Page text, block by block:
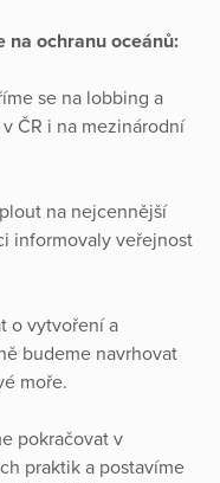
na ochranu oceánů:
se na lobbing a
ČR i na mezinárodní
na nejcennější
informovaly veřejnost
o vytvoření a
budeme navrhovat
moře.
pokračovat v
praktik a postavíme